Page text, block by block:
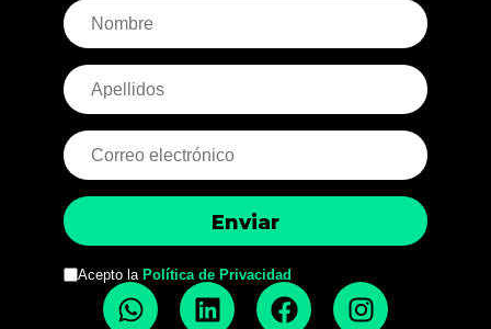
Acepto la Política de Privacidad